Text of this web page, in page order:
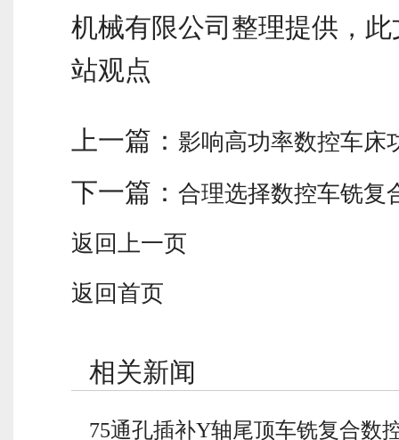
机械有限公司整理提供，
站观点
上一篇： 影响高功率数控车床
下一篇： 合理选择数控车铣复
返回上一页
返回首页
相关新闻
75通孔插补Y轴尾顶车铣复合数